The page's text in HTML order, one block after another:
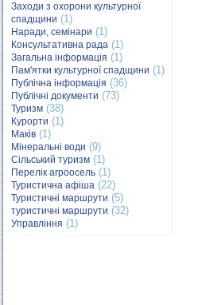
Заходи з охорони культурної
спадщини (1)
Наради, семінари (1)
Консультативна рада (1)
Загальна інформація (1)
Пам'ятки культурної спадщини (1)
Публічна інформація (36)
Публічні документи (73)
Туризм (38)
Курорти (1)
Маків (1)
Мінеральні води (9)
Сільський туризм (1)
Перелік агроосель (1)
Туристична афіша (22)
Туристичні маршрути (5)
туристичні маршрути (32)
Управління (1)